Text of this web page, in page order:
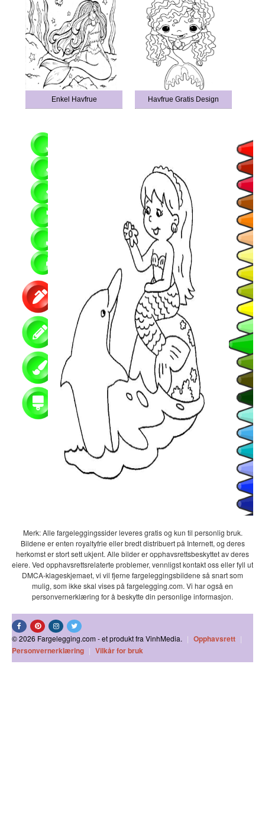
Enkel Havfrue Havfrue Gratis Design
Merk: Alle fargeleggingssider leveres gratis og kun til personlig bruk.
Bildene er enten royaltyfrie eller bredt distribuert på Internett, og deres
herkomst er stort sett ukjent. Alle bilder er opphavsrettsbeskyttet av deres
eiere. Ved opphavsrettsrelaterte problemer, vennligst kontakt oss eller fyll ut
DMCA-klageskjemaet, vi vil fjerne fargeleggingsbildene så snart som
mulig, som ikke skal vises på fargelegging.com. Vi har også en
personvernerklæring for å beskytte din personlige informasjon.
© 2026 Fargelegging.com - et produkt fra VinhMedia. | Opphavsrett |
Personvernerklæring | Vilkår for bruk